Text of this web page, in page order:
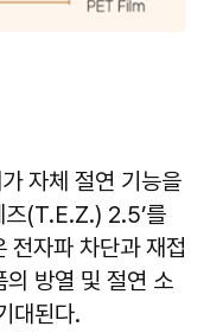
자체 절연 기능을
즈(T.E.Z.) 2.5’를
전자파 차단과 재접
의 방열 및 절연 소
대된다.